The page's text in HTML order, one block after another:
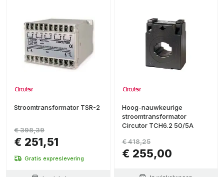
Stroomtransformator TSR-2
€ 251,51
€ 398,39
Gratis expreslevering
Hoog-nauwkeurige
stroomtransformator
Circutor TCH6.2 50/5A
€ 255,00
€ 418,25